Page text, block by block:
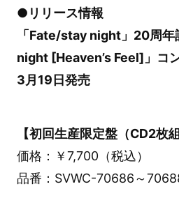
●リリース情報
「Fate/stay night」20周
night [Heaven’s Feel]」コ
3月19日発売
【初回生産限定盤（CD2枚
価格：￥7,700（税込）
品番：SVWC-70686～